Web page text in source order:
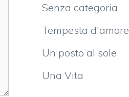
Senza categoria
Tempesta d'amore
Un posto al sole
Una Vita